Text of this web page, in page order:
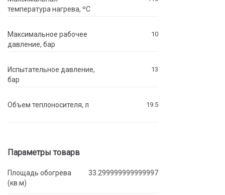
температура нагрева, ºC
Максимальное рабочее
давление, бар
10
Испытательное давление,
бар
13
Объем теплоносителя, л 19.5
Параметры товарв
Площадь обогрева
(кв.м)
33.299999999999997